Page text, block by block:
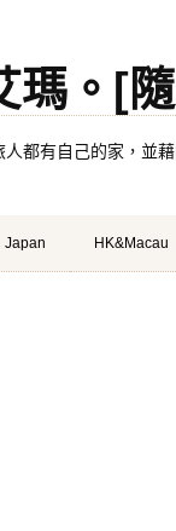
。[
都有自己的家，並藉
Japan HK&Macau